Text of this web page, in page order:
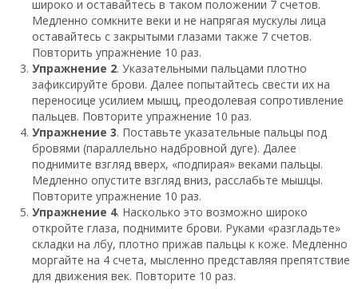
широко и оставайтесь в таком положении 7 счетов.
Медленно сомкните веки и не напрягая мускулы лица
оставайтесь с закрытыми глазами также 7 счетов.
Повторить упражнение 10 раз.
Упражнение 2. Указательными пальцами плотно
зафиксируйте брови. Далее попытайтесь свести их на
переносице усилием мышц, преодолевая сопротивление
пальцев. Повторите упражнение 10 раз.
Упражнение 3. Поставьте указательные пальцы под
бровями (параллельно надбровной дуге). Далее
поднимите взгляд вверх, «подпирая» веками пальцы.
Медленно опустите взгляд вниз, расслабьте мышцы.
Повторите упражнение 10 раз.
Упражнение 4. Насколько это возможно широко
откройте глаза, поднимите брови. Руками «разгладьте»
складки на лбу, плотно прижав пальцы к коже. Медленно
моргайте на 4 счета, мысленно представляя препятствие
для движения век. Повторите 10 раз.